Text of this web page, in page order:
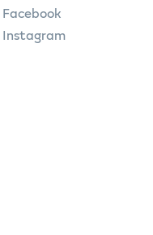
Facebook
Instagram